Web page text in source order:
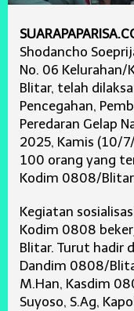
Shodancho
No. 06
Blitar, telah
Pencegahan,
Peredaran Gelap
2025, Kamis (10/
100 orang yang
Kodim 0808/
Kegiatan
Kodim 0808
Blitar. Turut hadir
Dandim 0808/
M.Han, Kasdim
Suyoso, S.Ag,